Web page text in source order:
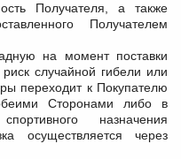
Получателя, а также
Получателем
на момент поставки
случайной гибели или
переходит к Покупателю
Сторонами либо в
назначения
осуществляется через